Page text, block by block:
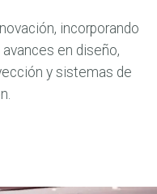
incorporando
en diseño,
y sistemas de